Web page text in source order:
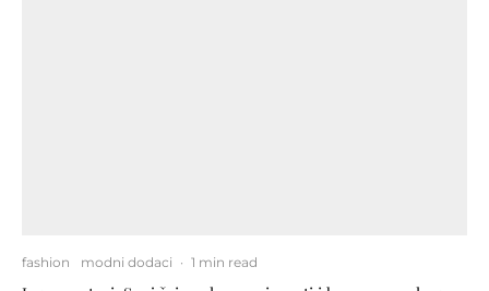
fashion modni dodaci · 1 min read